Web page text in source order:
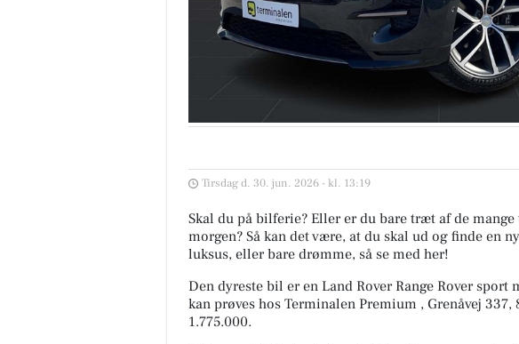
Tirsdag d. 30. jun. 2026 - kl. 13:19
Skal du på bilferie? Eller er du bare træt af de
morgen? Så kan det være, at du skal ud og finde en
luksus, eller bare drømme, så se med her!
Den dyreste bil er en Land Rover Range Rover sport
kan prøves hos Terminalen Premium , Grenåvej
1.775.000.